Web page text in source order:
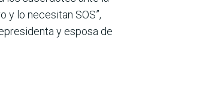
y lo necesitan SOS”,
y esposa de